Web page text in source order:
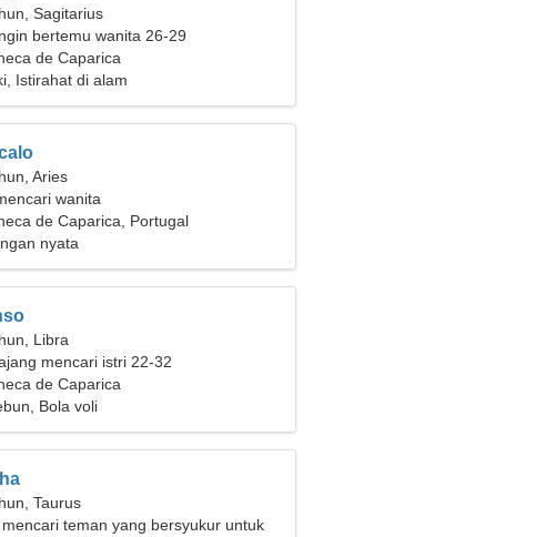
Sagitarius
bertemu wanita 26-29
de Caparica
Istirahat di alam
Aries
wanita
de Caparica, Portugal
nyata
Libra
mencari istri 22-32
de Caparica
Bola voli
Taurus
teman yang bersyukur untuk